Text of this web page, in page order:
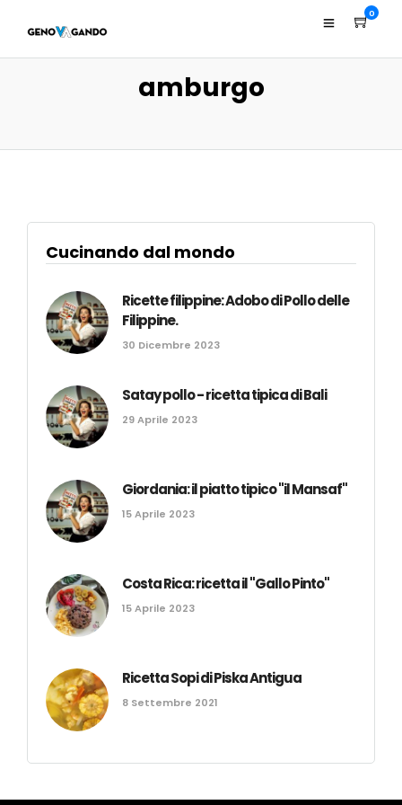
0
amburgo
Cucinando dal mondo
Ricette filippine: Adobo di Pollo delle
Filippine.
30 Dicembre 2023
Satay pollo - ricetta tipica di Bali
29 Aprile 2023
Giordania: il piatto tipico "il Mansaf"
15 Aprile 2023
Costa Rica: ricetta il "Gallo Pinto"
15 Aprile 2023
Ricetta Sopi di Piska Antigua
8 Settembre 2021